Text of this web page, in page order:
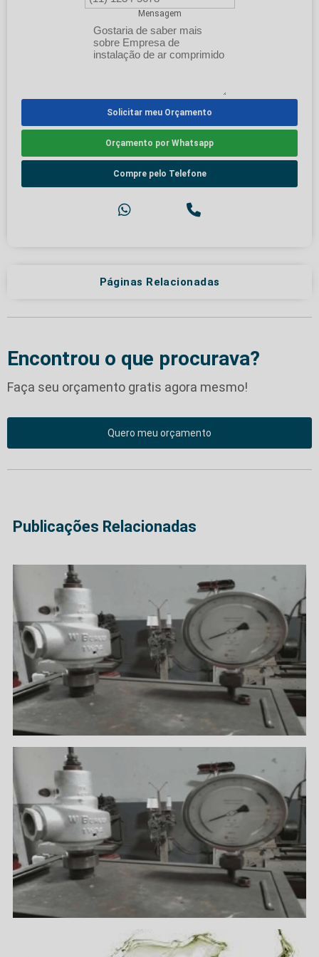
Mensagem
Solicitar meu Orçamento
Orçamento por Whatsapp
Compre pelo Telefone
Páginas Relacionadas
Encontrou o que procurava?
Faça seu orçamento gratis agora mesmo!
Quero meu orçamento
Publicações Relacionadas